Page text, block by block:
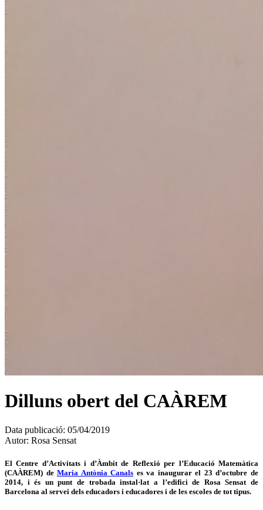
Dilluns obert del CAÀREM
Data publicació: 05/04/2019
Autor: Rosa Sensat
El Centre d’Activitats i d’Àmbit de Reflexió per l’Educació Matemàtica
(CAÀREM) deMaria Antònia Canals es va inaugurar el 23 d’octubre de
2014, i és un punt de trobada instal·lat a l’edifici de Rosa Sensat de
Barcelona al servei dels educadors i educadores i de les escoles de tot tipus.